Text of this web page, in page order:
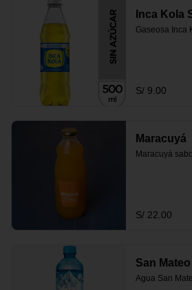
Inca Kola
Gaseosa Inca
S/ 9.00
Maracuyá
Maracuyá
S/ 22.00
San
Agua San